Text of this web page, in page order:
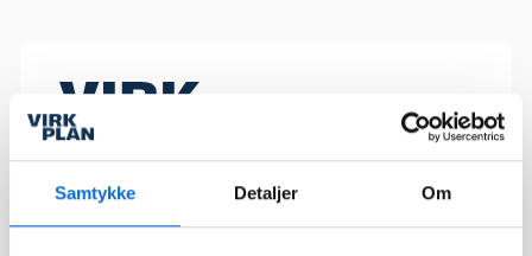
Samtykke Detaljer Om
bred vifte af værktøjer
med et samlet formål – at
Forside